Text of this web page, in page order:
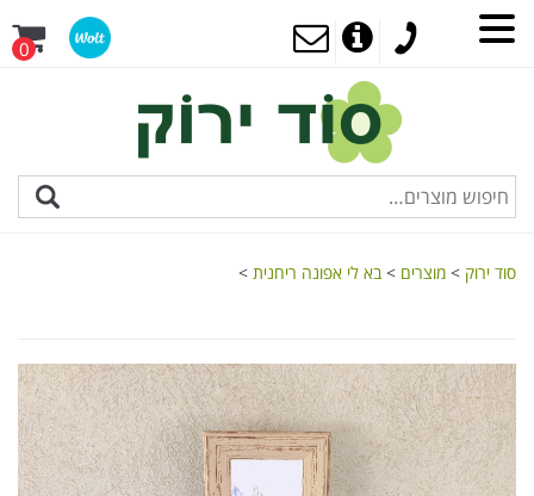
0
סוד ירוק > מוצרים >בא לי אפונה ריחנית >